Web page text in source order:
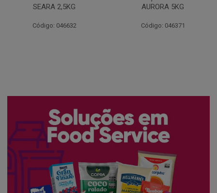
AURORA 5KG
Código: 046371
FATIADO PAKAN 200G
Código: 061522